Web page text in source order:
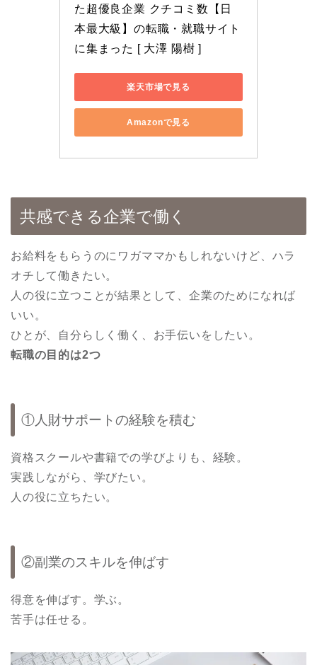
た超優良企業 クチコミ数【日
本最大級】の転職・就職サイト
に集まった [ 大澤 陽樹 ]
楽天市場で見る
Amazonで見る
共感できる企業で働く
お給料をもらうのにワガママかもしれないけど、ハラ
オチして働きたい。
人の役に立つことが結果として、企業のためになれば
いい。
ひとが、自分らしく働く、お手伝いをしたい。
転職の目的は2つ
①人財サポートの経験を積む
資格スクールや書籍での学びよりも、経験。
実践しながら、学びたい。
人の役に立ちたい。
②副業のスキルを伸ばす
得意を伸ばす。学ぶ。
苦手は任せる。